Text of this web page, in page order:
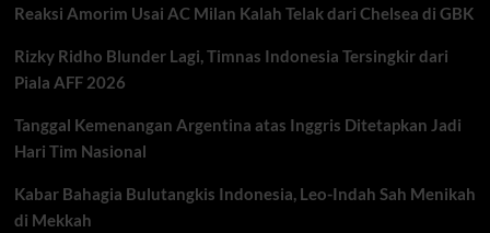
yang
Pupus
di
Reaksi Amorim Usai AC Milan Kalah Telak dari Chelsea di GBK
Rizky Ridho Blunder Lagi, Timnas Indonesia Tersingkir dari
Piala AFF 2026
Tanggal Kemenangan Argentina atas Inggris Ditetapkan Jadi
Hari Tim Nasional
Kabar Bahagia Bulutangkis Indonesia, Leo-Indah Sah Menikah
di Mekkah